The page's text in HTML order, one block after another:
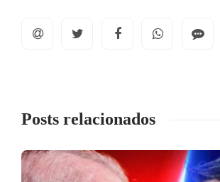
Posts relacionados